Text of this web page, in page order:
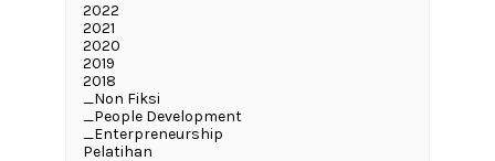
2022
2021
2020
2019
2018
_Non Fiksi
_People Development
_Enterpreneurship
Pelatihan